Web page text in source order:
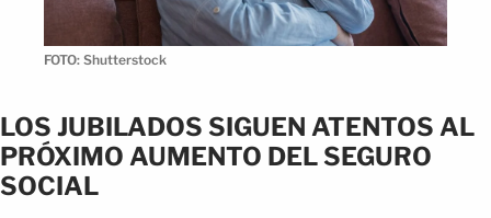
FOTO: Shutterstock
LOS JUBILADOS SIGUEN ATENTOS AL
PRÓXIMO AUMENTO DEL SEGURO
SOCIAL